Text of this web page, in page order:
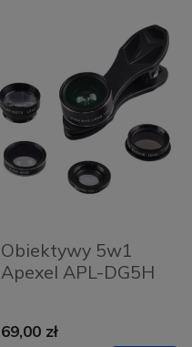
Obiektywy 5w1
Apexel APL-DG5H
69,00 zł